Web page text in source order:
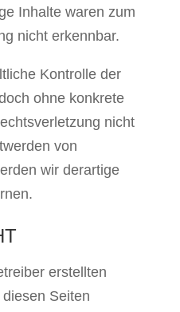
Inhalte waren zum
nicht erkennbar.
Kontrolle der
ohne konkrete
nicht
von
wir derartige
erstellten
Seiten